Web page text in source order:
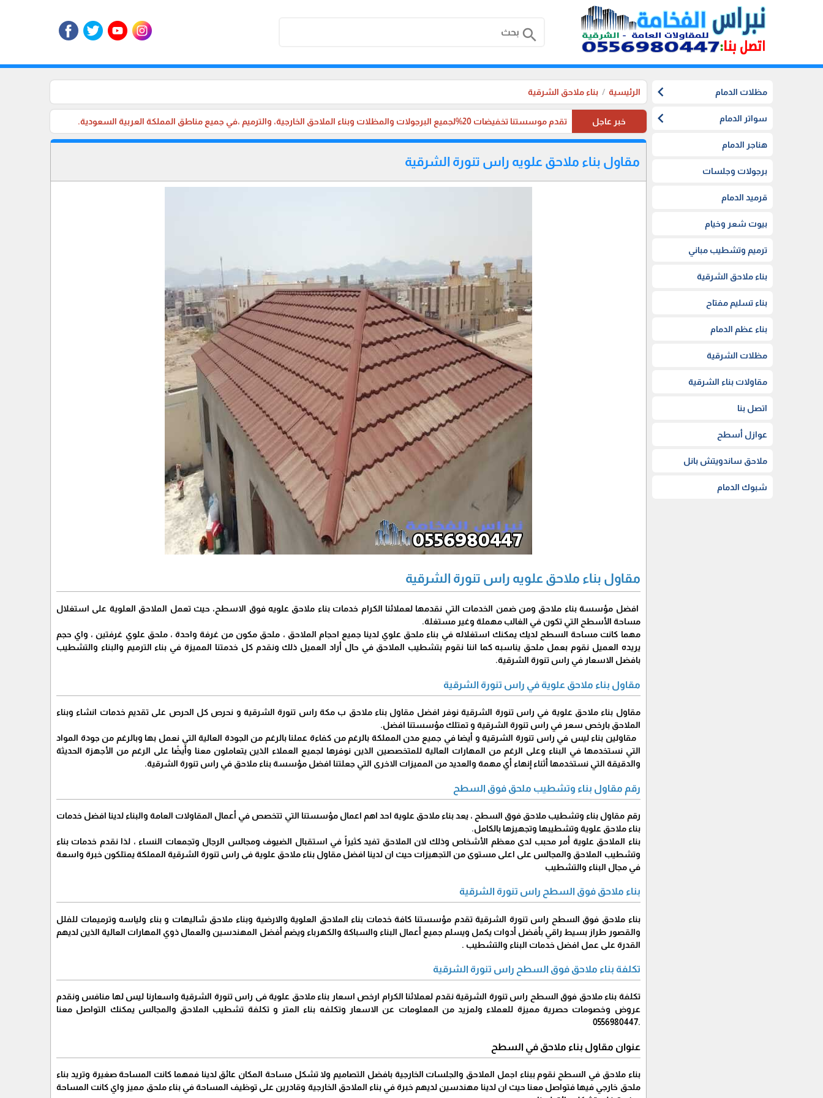
search
مظلات الدمام chevron_left
سواتر الدمام chevron_left
هناجر الدمام
برجولات وجلسات
قرميد الدمام
بيوت شعر وخيام
ترميم وتشطيب مباني
بناء ملاحق الشرقية
بناء تسليم مفتاح
بناء عظم الدمام
مظلات الشرقية
مقاولات بناء الشرقية
اتصل بنا
عوازل أسطح
ملاحق ساندويتش بانل
شبوك الدمام
الرئيسية بناء ملاحق الشرقية
خبر عاجل تقدم موسستنا تخفيضات 20%لجميع البرجولات والمظلات وبناء الملاحق الخارجية، والترميم ،في جميع مناطق المملكة العربية السعودية.
مقاول بناء ملاحق علويه راس تنورة الشرقية
مقاول بناء ملاحق علويه راس تنورة الشرقية
افضل مؤسسة بناء ملاحق ومن ضمن الخدمات التي نقدمها لعملائنا الكرام خدمات بناء ملاحق علويه فوق الاسطح، حيث تعمل الملاحق العلوية على استغلال
مساحة الأسطح التي تكون في الغالب مهملة وغير مستغلة.
مهما كانت مساحة السطح لديك يمكنك استغلاله في بناء ملحق علوي لدينا جميع احجام الملاحق ، ملحق مكون من غرفة واحدة ، ملحق علوي غرفتين ، واي حجم
يريده العميل نقوم بعمل ملحق يناسبه كما اننا نقوم بتشطيب الملاحق في حال أراد العميل ذلك ونقدم كل خدمتنا المميزة في بناء الترميم والبناء والتشطيب
بافضل الاسعار في راس تنورة الشرقية.
مقاول بناء ملاحق علوية في راس تنورة الشرقية
مقاول بناء ملاحق علوية في راس تنورة الشرقية نوفر افضل مقاول بناء ملاحق ب مكة راس تنورة الشرقية و نحرص كل الحرص على تقديم خدمات انشاء وبناء
الملاحق بارخص سعر في راس تنورة الشرقية و تمتلك مؤسستنا افضل.
مقاولين بناء ليس في راس تنورة الشرقية و أيضا في جميع مدن المملكة بالرغم من كفاءة عملنا بالرغم من الجودة العالية التي نعمل بها وبالرغم من جودة المواد
التي نستخدمها في البناء وعلى الرغم من المهارات العالية للمتخصصين الذين نوفرها لجميع العملاء الذين يتعاملون معنا وأيضًا على الرغم من الأجهزة الحديثة
والدقيقة التي نستخدمها أثناء إنهاء أي مهمة والعديد من المميزات الاخرى التي جعلتنا افضل مؤسسة بناء ملاحق في راس تنورة الشرقية.
رقم مقاول بناء وتشطيب ملحق فوق السطح
رقم مقاول بناء وتشطيب ملاحق فوق السطح ، يعد بناء ملاحق علوية احد اهم اعمال مؤسستنا التي تتخصص في أعمال المقاولات العامة والبناء لدينا افضل خدمات
بناء ملاحق علوية وتشطيبها وتجهيزها بالكامل.
بناء الملاحق علوية أمر محبب لدى معظم الأشخاص وذلك لان الملاحق تفيد كثيراً في استقبال الضيوف ومجالس الرجال وتجمعات النساء ، لذا نقدم خدمات بناء
وتشطيب الملاحق والمجالس على اعلى مستوى من التجهيزات حيث ان لدينا افضل مقاول بناء ملاحق علوية فى راس تنورة الشرقية المملكة يمتلكون خبرة واسعة
في مجال البناء والتشطيب
بناء ملاحق فوق السطح راس تنورة الشرقية
بناء ملاحق فوق السطح راس تنورة الشرقية تقدم مؤسستنا كافة خدمات بناء الملاحق العلوية والارضية وبناء ملاحق شاليهات و بناء ولياسه وترميمات للفلل
والقصور طراز بسيط راقي بأفضل أدوات يكمل ويسلم جميع أعمال البناء والسباكة والكهرباء ويضم أفضل المهندسين والعمال ذوي المهارات العالية الذين لديهم
القدرة على عمل افضل خدمات البناء والتشطيب .
تكلفة بناء ملاحق فوق السطح راس تنورة الشرقية
تكلفة بناء ملاحق فوق السطح راس تنورة الشرقية نقدم لعملائنا الكرام ارخص اسعار بناء ملاحق علوية فى راس تنورة الشرقية واسعارنا ليس لها منافس ونقدم
عروض وخصومات حصرية مميزة للعملاء ولمزيد من المعلومات عن الاسعار وتكلفه بناء المتر و تكلفة تشطيب الملاحق والمجالس يمكنك التواصل معنا
.0556980447
عنوان مقاول بناء ملاحق في السطح
بناء ملاحق في السطح نقوم ببناء اجمل الملاحق والجلسات الخارجية بافضل التصاميم ولا تشكل مساحة المكان عائق لدينا فمهما كانت المساحة صغيرة وتريد بناء
ملحق خارجي فيها فتواصل معنا حيث ان لدينا مهندسين لديهم خبرة في بناء الملاحق الخارجية وقادرين على توظيف المساحة في بناء ملحق مميز واي كانت المساحة